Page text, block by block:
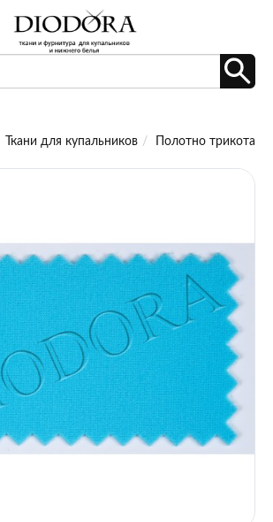
Ткани для купальников Полотно